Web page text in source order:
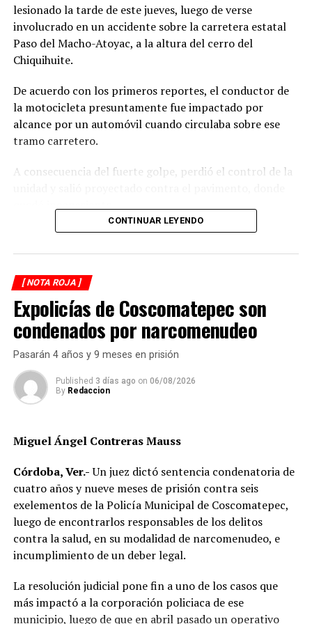
RELATED TOPICS:
Mujer es asesinada a martillazos por su pareja fue
ANTES
Veracruzana mata a su marido cansada de violencia y
golpes
lesionado la tarde de este jueves, luego de verse
involucrado en un accidente sobre la carretera estatal
Paso del Macho-Atoyac, a la altura del cerro del
Chiquihuite.
De acuerdo con los primeros reportes, el conductor de
la motocicleta presuntamente fue impactado por
alcance por un automóvil cuando circulaba sobre ese
tramo carretero.
A consecuencia del fuerte golpe, perdió el control de la
Testigos del accidente solicitaron de inmediato el apoyo
de los cuerpos de emergencia al percatarse de que el
asfáltica, mientras otros automovilistas redujeron la
velocidad para evitar otro percance.
Al sitio arribaron paramédicos de Protección Civil de
Atoyac, quienes brindaron los primeros auxilios al
lesionado y, tras estabilizarlo, lo trasladaron de urgencia
a un hospital del municipio de Potrero Nuevo para
recibir atención médica especializada.
conocimiento del accidente, realizar el peritaje
correspondiente y deslindar responsabilidades.
Las autoridades no descartaron que las condiciones del
clima hayan influido en el percance, ya que durante la
tarde se registraron lluvias que dejaron el pavimento
mojado y con menor adherencia.
parte de las investigaciones para determinar la
mecánica del accidente y establecer si existió
CONTINUAR LEYENDO
[ NOTA ROJA ]
Expolicías de Coscomatepec son
condenados por narcomenudeo
Pasarán 4 años y 9 meses en prisión
Published 3 días ago on 06/08/2026
By Redaccion
Miguel Ángel Contreras Mauss
Córdoba, Ver.-Un juez dictó sentencia condenatoria de
cuatro años y nueve meses de prisión contra seis
exelementos de la Policía Municipal de Coscomatepec,
luego de encontrarlos responsables de los delitos
contra la salud, en su modalidad de narcomenudeo, e
incumplimiento de un deber legal.
La resolución judicial pone fin a uno de los casos que
más impactó a la corporación policiaca de ese
municipio, luego de que en abril pasado un operativo